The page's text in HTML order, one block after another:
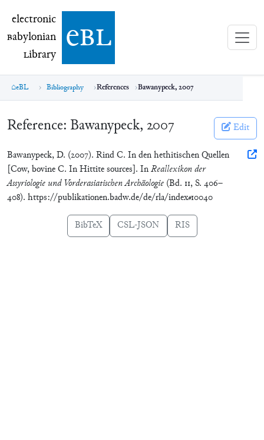
electronic Babylonian Library (eBL)
electronic
Babylonian
Library ebl
eBL Bibliography References Bawanypeck, 2007
Reference: Bawanypeck, 2007 Edit
Bawanypeck, D. (2007). Rind C. In den hethitischen Quellen
[Cow, bovine C. In Hittite sources]. InReallexikon der
Assyriologie und Vorderasiatischen Archäologie (Bd. 11, S. 406–
408). https://publikationen.badw.de/de/rla/index#10040
BibTeX CSL-JSON RIS